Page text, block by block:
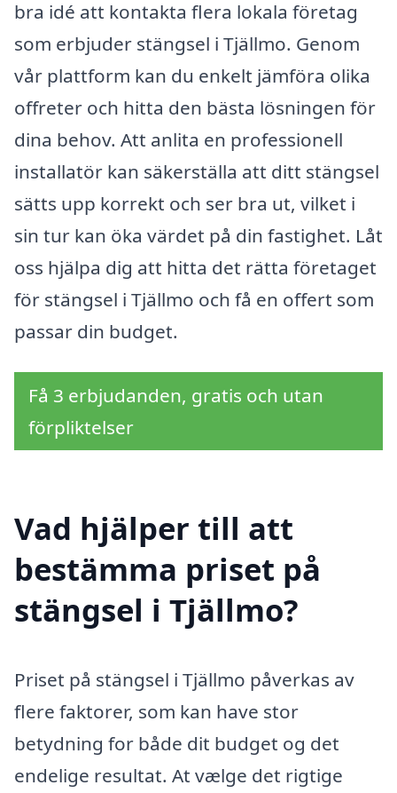
bra idé att kontakta flera lokala företag
som erbjuder stängsel i Tjällmo. Genom
vår plattform kan du enkelt jämföra olika
offreter och hitta den bästa lösningen för
dina behov. Att anlita en professionell
installatör kan säkerställa att ditt stängsel
sätts upp korrekt och ser bra ut, vilket i
sin tur kan öka värdet på din fastighet. Låt
oss hjälpa dig att hitta det rätta företaget
för stängsel i Tjällmo och få en offert som
passar din budget.
Få 3 erbjudanden, gratis och utan
förpliktelser
Vad hjälper till att
bestämma priset på
stängsel i Tjällmo?
Priset på stängsel i Tjällmo påverkas av
flere faktorer, som kan have stor
betydning for både dit budget og det
endelige resultat. At vælge det rigtige